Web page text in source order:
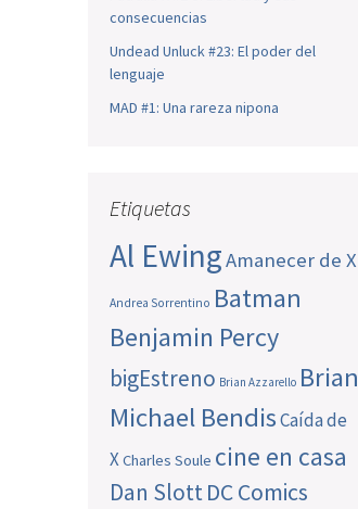
consecuencias
Undead Unluck #23: El poder del
lenguaje
MAD #1: Una rareza nipona
Etiquetas
Al EwingAmanecer de X
Andrea Sorrentino Batman
Benjamin Percy
bigEstreno Brian Azzarello Brian
Michael BendisCaída de
XCharles Soule cine en casa
Dan SlottDC Comics